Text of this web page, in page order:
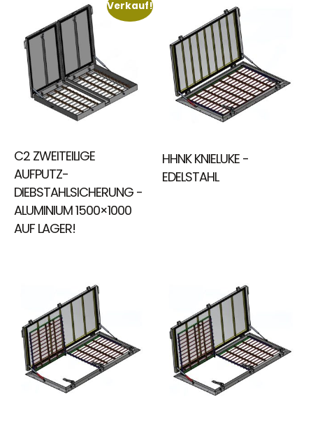
Verkauf!
C2 ZWEITEILIGE
AUFPUTZ-
DIEBSTAHLSICHERUNG -
ALUMINIUM 1500×1000
AUF LAGER!
HHNK KNIELUKE -
EDELSTAHL